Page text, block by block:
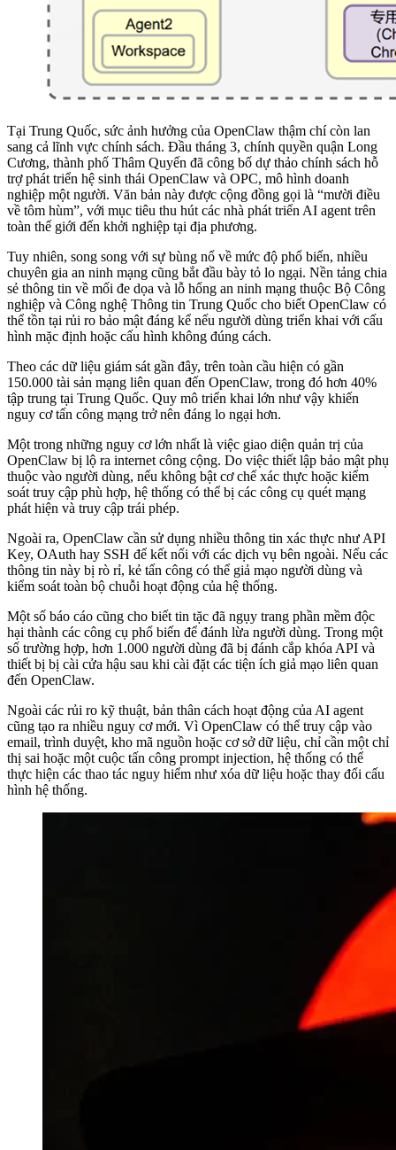
Tại Trung Quốc, sức ảnh hưởng của OpenClaw thậm chí còn lan
sang cả lĩnh vực chính sách. Đầu tháng 3, chính quyền quận Long
Cương, thành phố Thâm Quyến đã công bố dự thảo chính sách hỗ
trợ phát triển hệ sinh thái OpenClaw và OPC, mô hình doanh
nghiệp một người. Văn bản này được cộng đồng gọi là “mười điều
về tôm hùm”, với mục tiêu thu hút các nhà phát triển AI agent trên
toàn thế giới đến khởi nghiệp tại địa phương.
Tuy nhiên, song song với sự bùng nổ về mức độ phổ biến, nhiều
chuyên gia an ninh mạng cũng bắt đầu bày tỏ lo ngại. Nền tảng chia
sẻ thông tin về mối đe dọa và lỗ hổng an ninh mạng thuộc Bộ Công
nghiệp và Công nghệ Thông tin Trung Quốc cho biết OpenClaw có
thể tồn tại rủi ro bảo mật đáng kể nếu người dùng triển khai với cấu
hình mặc định hoặc cấu hình không đúng cách.
Theo các dữ liệu giám sát gần đây, trên toàn cầu hiện có gần
150.000 tài sản mạng liên quan đến OpenClaw, trong đó hơn 40%
tập trung tại Trung Quốc. Quy mô triển khai lớn như vậy khiến
nguy cơ tấn công mạng trở nên đáng lo ngại hơn.
Một trong những nguy cơ lớn nhất là việc giao diện quản trị của
OpenClaw bị lộ ra internet công cộng. Do việc thiết lập bảo mật phụ
thuộc vào người dùng, nếu không bật cơ chế xác thực hoặc kiểm
soát truy cập phù hợp, hệ thống có thể bị các công cụ quét mạng
phát hiện và truy cập trái phép.
Ngoài ra, OpenClaw cần sử dụng nhiều thông tin xác thực như API
Key, OAuth hay SSH để kết nối với các dịch vụ bên ngoài. Nếu các
thông tin này bị rò rỉ, kẻ tấn công có thể giả mạo người dùng và
kiểm soát toàn bộ chuỗi hoạt động của hệ thống.
Một số báo cáo cũng cho biết tin tặc đã ngụy trang phần mềm độc
hại thành các công cụ phổ biến để đánh lừa người dùng. Trong một
số trường hợp, hơn 1.000 người dùng đã bị đánh cắp khóa API và
thiết bị bị cài cửa hậu sau khi cài đặt các tiện ích giả mạo liên quan
đến OpenClaw.
Ngoài các rủi ro kỹ thuật, bản thân cách hoạt động của AI agent
cũng tạo ra nhiều nguy cơ mới. Vì OpenClaw có thể truy cập vào
email, trình duyệt, kho mã nguồn hoặc cơ sở dữ liệu, chỉ cần một chỉ
thị sai hoặc một cuộc tấn công prompt injection, hệ thống có thể
thực hiện các thao tác nguy hiểm như xóa dữ liệu hoặc thay đổi cấu
hình hệ thống.